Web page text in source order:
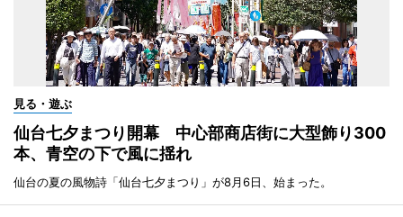
見る・遊ぶ
仙台七夕まつり開幕 中心部商店街に大型飾り300
本、青空の下で風に揺れ
仙台の夏の風物詩「仙台七夕まつり」が8月6日、始まった。